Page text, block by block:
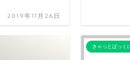
2019年11月26日
きゃっとばっく